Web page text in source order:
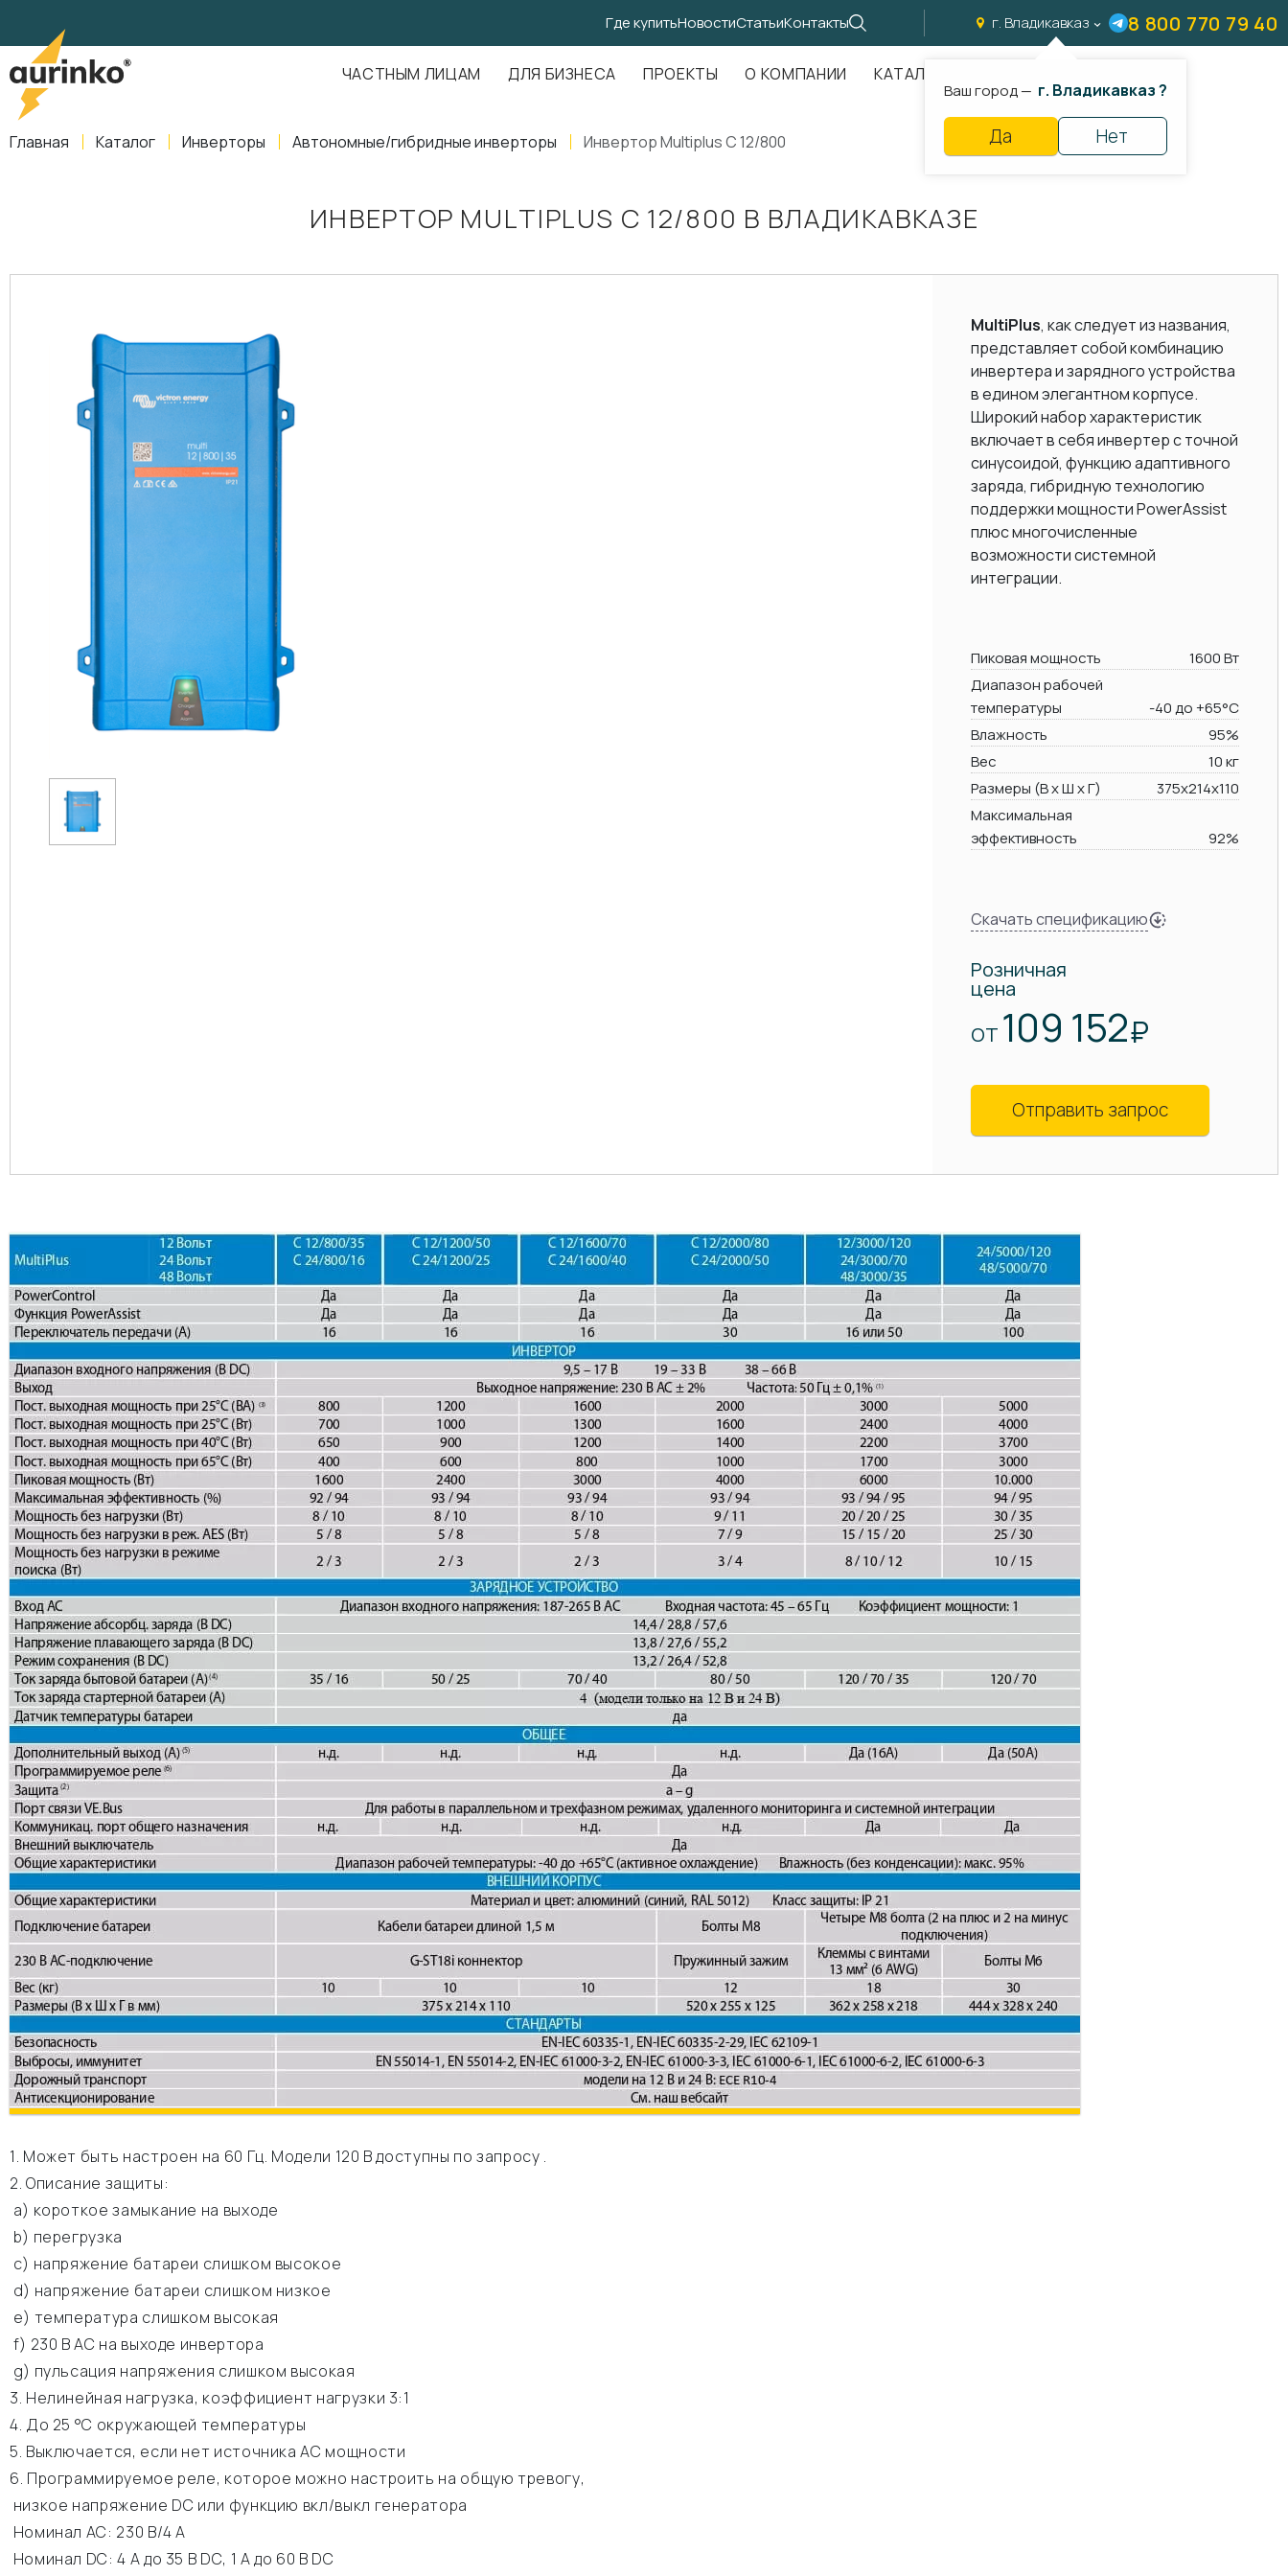
Где купитьНовостиСтатьиКонтакты г. Владикавказ
Ваш город — г. Владикавказ ?
Да Нет
8 800 770 79 40
ЧАСТНЫМ ЛИЦАМ ДЛЯ БИЗНЕСА ПРОЕКТЫ О КОМПАНИИ КАТАЛОГ
Главная Каталог Инверторы Автономные/гибридные инверторы Инвертор Multiplus C 12/800
ИНВЕРТОР MULTIPLUS C 12/800 В ВЛАДИКАВКАЗЕ
MultiPlus, как следует из названия,
представляет собой комбинацию
инвертера и зарядного устройства
в едином элегантном корпусе.
Широкий набор характеристик
включает в себя инвертер с точной
синусоидой, функцию адаптивного
заряда, гибридную технологию
поддержки мощности PowerAssist
плюс многочисленные
возможности системной
интеграции.
Пиковая мощность
1600 Вт
Диапазон рабочей
температуры
-40 до +65°C
Влажность
95%
Вес
10 кг
Размеры (В х Ш х Г)
375x214x110
Максимальная
эффективность
92%
Скачать спецификацию
Розничная
цена
ОТ 109 152₽
Отправить запрос
1. Может быть настроен на 60 Гц. Модели 120 В доступны по запросу .
2. Описание защиты:
а) короткое замыкание на выходе
b) перегрузка
c) напряжение батареи слишком высокое
d) напряжение батареи слишком низкое
e) температура слишком высокая
f) 230 В АС на выходе инвертора
g) пульсация напряжения слишком высокая
3. Нелинейная нагрузка, коэффициент нагрузки 3:1
4. До 25 °C окружающей температуры
5. Выключается, если нет источника АС мощности
6. Программируемое реле, которое можно настроить на общую тревогу,
низкое напряжение DC или функцию вкл/выкл генератора
Номинал АС: 230 В/4 A
Номинал DC: 4 A до 35 В DC, 1 A до 60 В DC
,Свердловская область
ул.Амундсена, д. 107, оф. 707
info@aurinkos.com
8-800-770-79-40